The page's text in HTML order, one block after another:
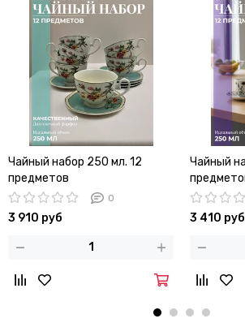
Чайный набор 250 мл. 12
предметов
0
3 910 руб
Чайный
керамика
3 410 руб